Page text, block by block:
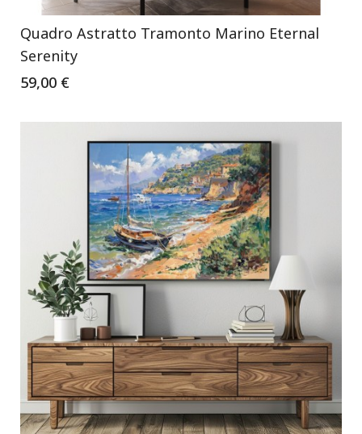
Quadro Astratto Tramonto Marino Eternal
Serenity
59,00 €